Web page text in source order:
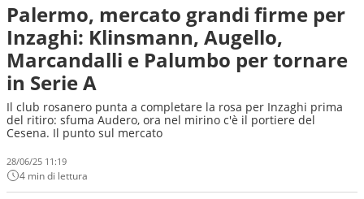
Palermo, mercato grandi firme per
Inzaghi: Klinsmann, Augello,
Marcandalli e Palumbo per tornare
in Serie A
Il club rosanero punta a completare la rosa per Inzaghi prima
del ritiro: sfuma Audero, ora nel mirino c'è il portiere del
Cesena. Il punto sul mercato
28/06/25 11:19
4 min di lettura